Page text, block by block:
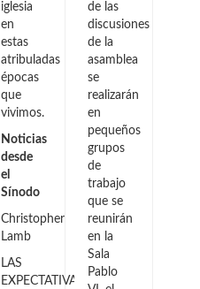
iglesia
en
estas
atribuladas
épocas
que
vivimos.
Noticias
desde
el
Sínodo
Christopher
Lamb
LAS
EXPECTATIVAS
de las
discusiones
de la
asamblea
se
realizarán
en
pequeños
grupos
de
trabajo
que se
reunirán
en la
Sala
Pablo